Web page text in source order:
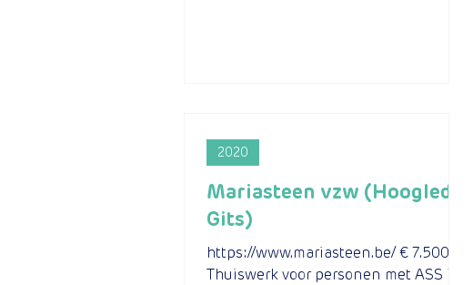
Mariasteen vzw (Hooglede-
Gits)
https://www.mariasteen.be/ € 7.500
Thuiswerk voor personen met ASS in
2020